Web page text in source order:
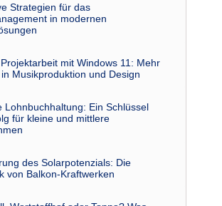
Strategien für das
in modernen
mit Windows 11: Mehr
Musikproduktion und Design
Lohnbuchhaltung: Ein Schlüssel
für kleine und mittlere
des Solarpotenzials: Die
von Balkon-Kraftwerken